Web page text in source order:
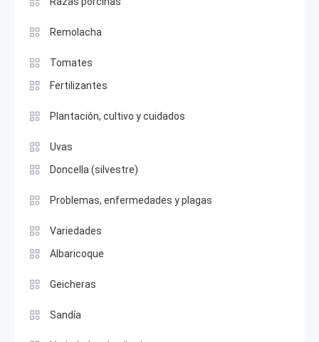
Remolacha
Tomates
Fertilizantes
Plantación, cultivo y cuidados
Uvas
Doncella (silvestre)
Problemas, enfermedades y plagas
Variedades
Albaricoque
Geicheras
Sandía